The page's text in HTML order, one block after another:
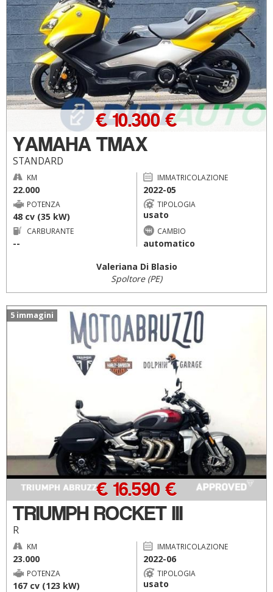
YAMAHA TMAX
STANDARD
€ 10.300 €
KM
22.000
IMMATRICOLAZIONE
2022-05
POTENZA
48 cv (35 kW)
TIPOLOGIA
usato
CARBURANTE
--
CAMBIO
automatico
Valeriana Di Blasio
Spoltore (PE)
5 immagini
TRIUMPH ROCKET III
R
€ 16.590 €
KM
23.000
IMMATRICOLAZIONE
2022-06
POTENZA
167 cv (123 kW)
TIPOLOGIA
usato